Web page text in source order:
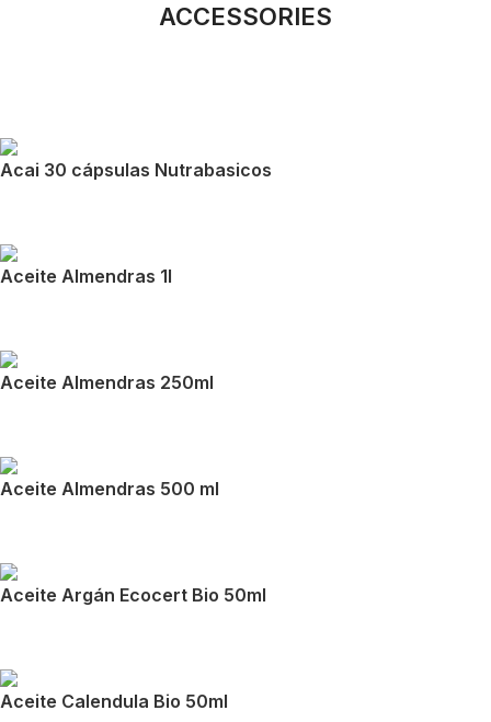
ACCESSORIES
Acai 30 cápsulas Nutrabasicos
Aceite Almendras 1l
Aceite Almendras 250ml
Aceite Almendras 500 ml
Aceite Argán Ecocert Bio 50ml
Aceite Calendula Bio 50ml